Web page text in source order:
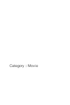
Category：Movie